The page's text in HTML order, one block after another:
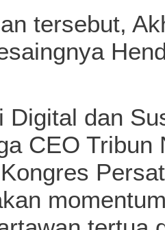
tersebut,
Digital dan
CEO